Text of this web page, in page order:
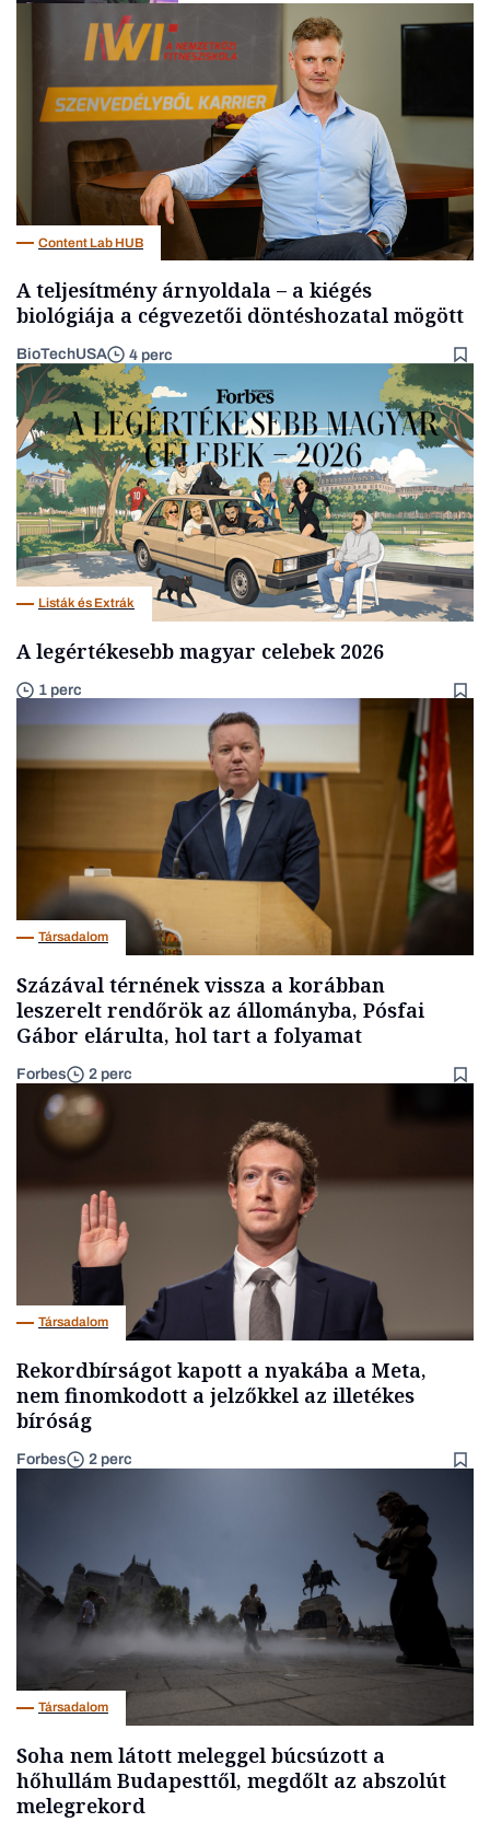
Content Lab HUB
A teljesítmény árnyoldala – a kiégés
biológiája a cégvezetői döntéshozatal mögött
BioTechUSA 4 perc
Listák és Extrák
A legértékesebb magyar celebek 2026
1 perc
Társadalom
Százával térnének vissza a korábban
leszerelt rendőrök az állományba, Pósfai
Gábor elárulta, hol tart a folyamat
Forbes 2 perc
Társadalom
Rekordbírságot kapott a nyakába a Meta,
nem finomkodott a jelzőkkel az illetékes
bíróság
Forbes 2 perc
Társadalom
Soha nem látott meleggel búcsúzott a
hőhullám Budapesttől, megdőlt az abszolút
melegrekord